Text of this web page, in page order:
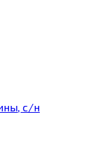
с/н